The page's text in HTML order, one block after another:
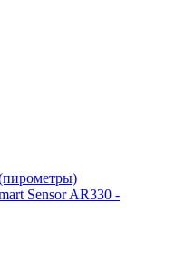
Sensor AR330 -